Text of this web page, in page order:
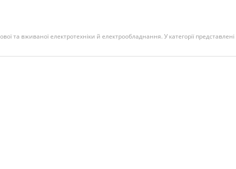
та вживаної електротехніки й електрообладнання. У категорії